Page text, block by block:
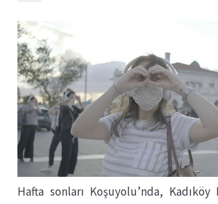
Hafta sonları Koşuyolu’nda, Kadıköy